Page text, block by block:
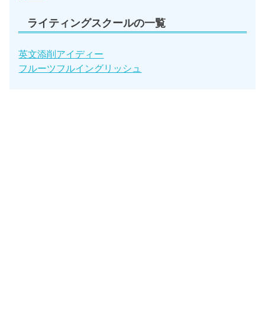
ライティングスクールの一覧
英文添削アイディー
フルーツフルイングリッシュ